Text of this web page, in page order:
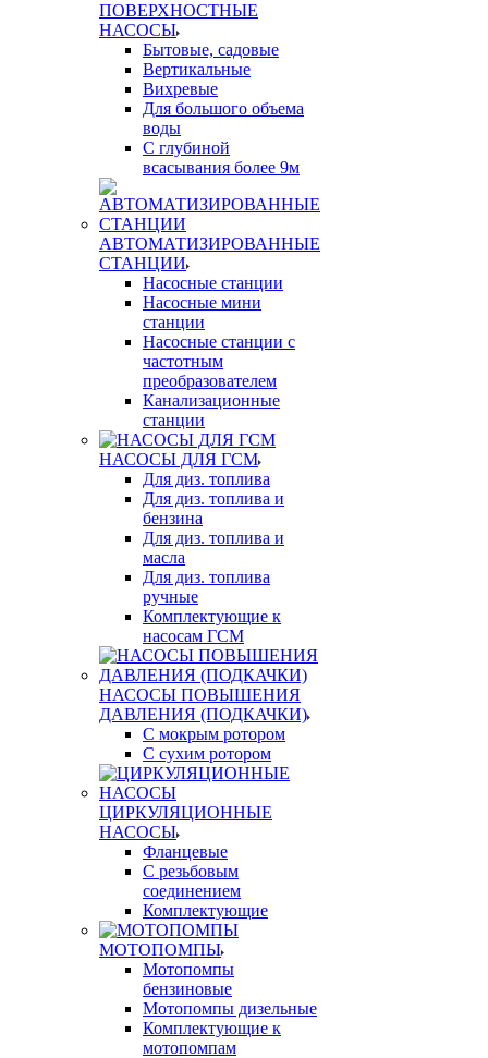
ПОВЕРХНОСТНЫЕ
НАСОСЫ
Бытовые, садовые
Вертикальные
Вихревые
Для большого объема
воды
С глубиной
всасывания более 9м
АВТОМАТИЗИРОВАННЫЕ
СТАНЦИИ
Насосные станции
Насосные мини
станции
Насосные станции с
частотным
преобразователем
Канализационные
станции
НАСОСЫ ДЛЯ ГСМ
Для диз. топлива
Для диз. топлива и
бензина
Для диз. топлива и
масла
Для диз. топлива
ручные
Комплектующие к
насосам ГСМ
НАСОСЫ ПОВЫШЕНИЯ
ДАВЛЕНИЯ (ПОДКАЧКИ)
С мокрым ротором
С сухим ротором
ЦИРКУЛЯЦИОННЫЕ
НАСОСЫ
Фланцевые
С резьбовым
соединением
Комплектующие
МОТОПОМПЫ
Мотопомпы
бензиновые
Мотопомпы дизельные
Комплектующие к
мотопомпам